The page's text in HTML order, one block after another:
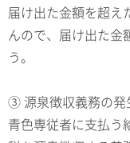
届け出た金額を超え
んので、届け出た金
う。
③ 源泉徴収義務の発
青色専従者に支払う